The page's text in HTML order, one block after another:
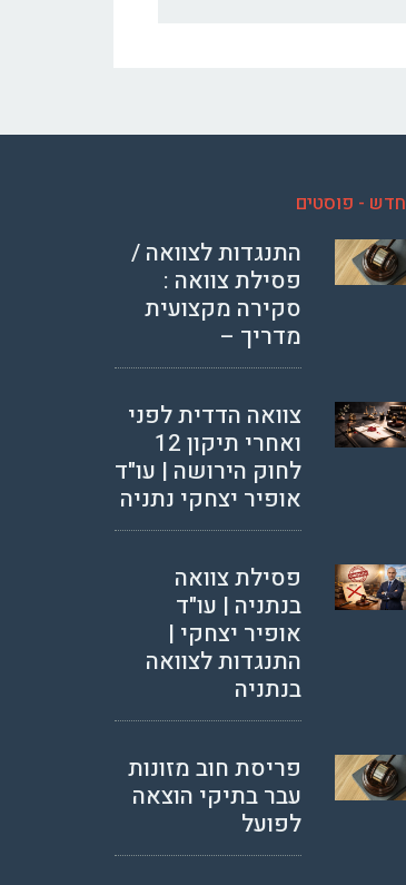
חדש - פוסטים
התנגדות לצוואה /
פסילת צוואה :
סקירה מקצועית
מדריך –
צוואה הדדית לפני
ואחרי תיקון 12
לחוק הירושה | עו"ד
אופיר יצחקי נתניה
פסילת צוואה
בנתניה | עו"ד
אופיר יצחקי |
התנגדות לצוואה
בנתניה
פריסת חוב מזונות
עבר בתיקי הוצאה
לפועל